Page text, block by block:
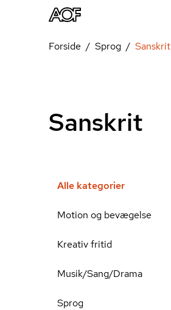
Forside Sprog Sanskrit
Sanskrit
Alle kategorier
Motion og bevægelse
Kreativ fritid
Musik/Sang/Drama
Sprog